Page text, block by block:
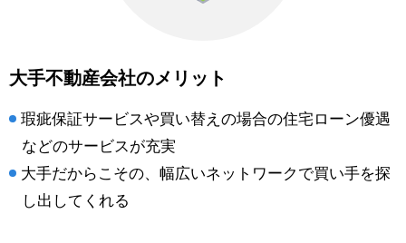
大手不動産会社のメリット
瑕疵保証サービスや買い替えの場合の住宅ローン優遇
などのサービスが充実
大手だからこその、幅広いネットワークで買い手を探
し出してくれる